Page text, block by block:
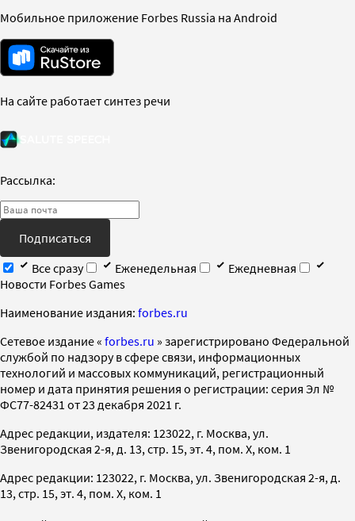
Мобильное приложение Forbes Russia на Android
На сайте работает синтез речи
Рассылка:
Подписаться
Все сразу
Еженедельная
Ежедневная
Новости Forbes Games
Наименование издания: forbes.ru
Cетевое издание « forbes.ru » зарегистрировано Федеральной
службой по надзору в сфере связи, информационных
технологий и массовых коммуникаций, регистрационный
номер и дата принятия решения о регистрации: серия Эл №
ФС77-82431 от 23 декабря 2021 г.
Адрес редакции, издателя: 123022, г. Москва, ул.
Звенигородская 2-я, д. 13, стр. 15, эт. 4, пом. X, ком. 1
Адрес редакции: 123022, г. Москва, ул. Звенигородская 2-я, д.
13, стр. 15, эт. 4, пом. X, ком. 1